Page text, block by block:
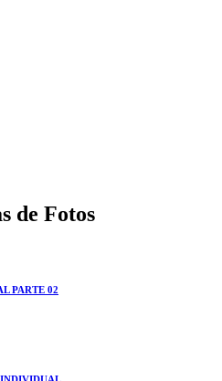
de Fotos
PARTE 02